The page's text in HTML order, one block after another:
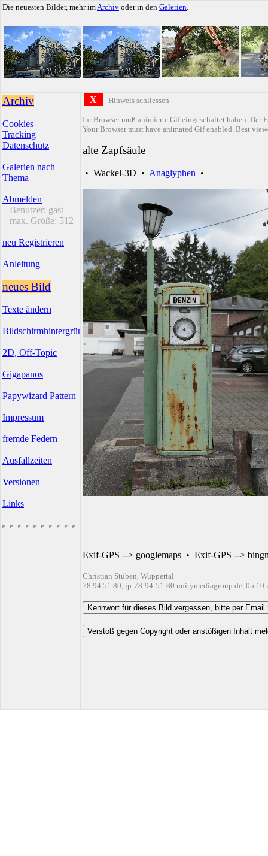
Die neuesten Bilder, mehr imArchiv oder in den Galerien.
Archiv
Cookies
Tracking
Datenschutz
Galerien nach
Thema
Abmelden
Benutzer: gast
max. Größe: 512
neu Registrieren
Anleitung
neues Bild
Texte ändern
Bildschirmhintergründe
2D, Off-Topic
Gigapanos
Papywizard Pattern
Impressum
fremde Federn
Ausfallzeiten
Versionen
Links
X Hinweis schliessen
Ihr Browser muß animierte Gif eingeschaltet haben. Der
Your Browser must have animated Gif enabled. Best
alte Zapfsäule
• Wackel-3D • Anaglyphen •
Exif-GPS --> googlemaps • Exif-GPS -->
Christian Stüben, Wuppertal
78.94.51.80, ip-78-94-51-80.unitymediagroup.de,